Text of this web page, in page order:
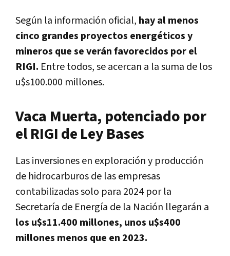
Según la información oficial, hay al menos
cinco grandes proyectos energéticos y
mineros que se verán favorecidos por el
RIGI. Entre todos, se acercan a la suma de los
u$s100.000 millones.
Vaca Muerta, potenciado por
el RIGI de Ley Bases
Las inversiones en exploración y producción
de hidrocarburos de las empresas
contabilizadas solo para 2024 por la
Secretaría de Energía de la Nación llegarán a
los u$s11.400 millones, unos u$s400
millones menos que en 2023.